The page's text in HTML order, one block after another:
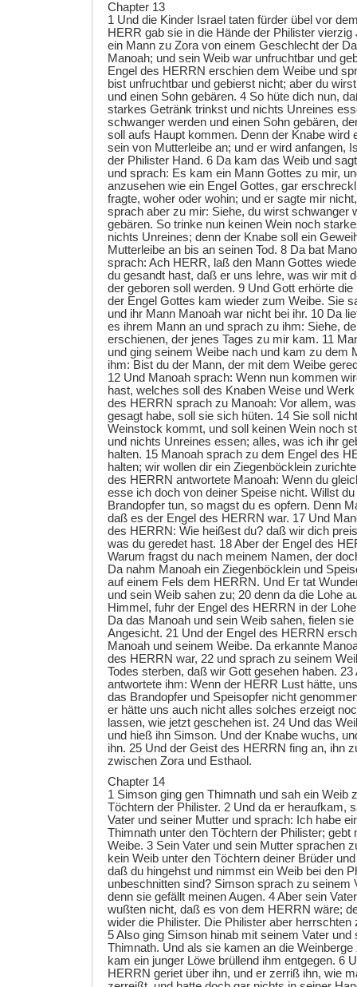
Chapter 13
1 Und die Kinder Israel taten fürder übel vor
HERR gab sie in die Hände der Philister
ein Mann zu Zora von einem Geschlecht der
Manoah; und sein Weib war unfruchtbar und
Engel des HERRN erschien dem Weibe und
bist unfruchtbar und gebierst nicht; aber du
und einen Sohn gebären. 4 So hüte dich nun,
starkes Getränk trinkst und nichts Unreines
schwanger werden und einen Sohn gebären,
soll aufs Haupt kommen. Denn der Knabe wird
sein von Mutterleibe an; und er wird anfangen,
der Philister Hand. 6 Da kam das Weib und
und sprach: Es kam ein Mann Gottes zu mir,
anzusehen wie ein Engel Gottes, gar
fragte, woher oder wohin; und er sagte mir
sprach aber zu mir: Siehe, du wirst schwanger
gebären. So trinke nun keinen Wein noch
nichts Unreines; denn der Knabe soll ein
Mutterleibe an bis an seinen Tod. 8 Da bat
sprach: Ach HERR, laß den Mann Gottes
du gesandt hast, daß er uns lehre, was wir mit
der geboren soll werden. 9 Und Gott erhörte
der Engel Gottes kam wieder zum Weibe. Sie
und ihr Mann Manoah war nicht bei ihr. 10 Da
es ihrem Mann an und sprach zu ihm: Siehe,
erschienen, der jenes Tages zu mir kam. 11
und ging seinem Weibe nach und kam zu dem
ihm: Bist du der Mann, der mit dem Weibe
12 Und Manoah sprach: Wenn nun kommen
hast, welches soll des Knaben Weise und
des HERRN sprach zu Manoah: Vor allem,
gesagt habe, soll sie sich hüten. 14 Sie soll
Weinstock kommt, und soll keinen Wein noch
und nichts Unreines essen; alles, was ich ihr
halten. 15 Manoah sprach zu dem Engel des
halten; wir wollen dir ein Ziegenböcklein
des HERRN antwortete Manoah: Wenn du
esse ich doch von deiner Speise nicht. Willst
Brandopfer tun, so magst du es opfern. Denn
daß es der Engel des HERRN war. 17 Und
des HERRN: Wie heißest du? daß wir dich
was du geredet hast. 18 Aber der Engel des
Warum fragst du nach meinem Namen, der
Da nahm Manoah ein Ziegenböcklein und
auf einem Fels dem HERRN. Und Er tat
und sein Weib sahen zu; 20 denn da die Lohe
Himmel, fuhr der Engel des HERRN in der
Da das Manoah und sein Weib sahen, fielen
Angesicht. 21 Und der Engel des HERRN
Manoah und seinem Weibe. Da erkannte
des HERRN war, 22 und sprach zu seinem
Todes sterben, daß wir Gott gesehen haben. 23
antwortete ihm: Wenn der HERR Lust hätte,
das Brandopfer und Speisopfer nicht
er hätte uns auch nicht alles solches erzeigt
lassen, wie jetzt geschehen ist. 24 Und das
und hieß ihn Simson. Und der Knabe wuchs,
ihn. 25 Und der Geist des HERRN fing an, ihn
zwischen Zora und Esthaol.
Chapter 14
1 Simson ging gen Thimnath und sah ein Weib
Töchtern der Philister. 2 Und da er heraufkam,
Vater und seiner Mutter und sprach: Ich habe
Thimnath unter den Töchtern der Philister; gebt
Weibe. 3 Sein Vater und sein Mutter sprachen
kein Weib unter den Töchtern deiner Brüder
daß du hingehst und nimmst ein Weib bei den
unbeschnitten sind? Simson sprach zu seinem
denn sie gefällt meinen Augen. 4 Aber sein
wußten nicht, daß es von dem HERRN wäre;
wider die Philister. Die Philister aber herrschten
5 Also ging Simson hinab mit seinem Vater und
Thimnath. Und als sie kamen an die
kam ein junger Löwe brüllend ihm entgegen. 6
HERRN geriet über ihn, und er zerriß ihn, wie